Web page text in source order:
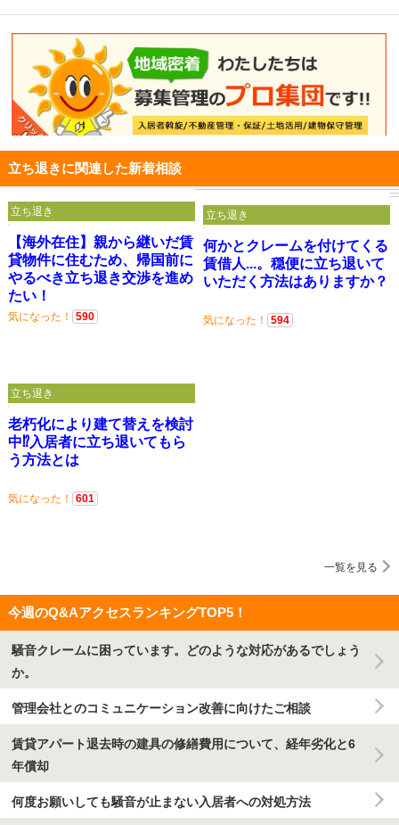
立ち退きに関連した新着相談
【海外在住】親から継いだ賃
貸物件に住むため、帰国前に
やるべき立ち退き交渉を進め
たい！
気になった！ 590
立ち退き
何かとクレームを付けてくる
賃借人...。穏便に立ち退いて
いただく方法はありますか？
気になった！ 594
立ち退き
老朽化により建て替えを検討
中⁉入居者に立ち退いてもら
う方法とは
気になった！ 601
立ち退き
一覧を見る
今週のQ&AアクセスランキングTOP5！
騒音クレームに困っています。どのような対応があるでしょう
か。
管理会社とのコミュニケーション改善に向けたご相談
賃貸アパート退去時の建具の修繕費用について、経年劣化と6
年償却
何度お願いしても騒音が止まない入居者への対処方法